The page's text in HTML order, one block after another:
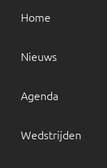
Home
Nieuws
Agenda
Wedstrijden